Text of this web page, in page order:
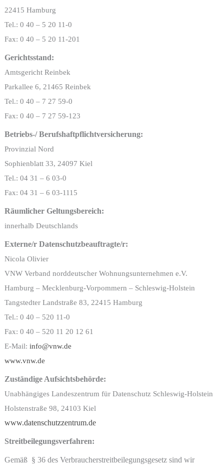
22415 Hamburg
Tel.: 0 40 – 5 20 11-0
Fax: 0 40 – 5 20 11-201
Gerichtsstand:
Amtsgericht Reinbek
Parkallee 6, 21465 Reinbek
Tel.: 0 40 – 7 27 59-0
Fax: 0 40 – 7 27 59-123
Betriebs-/ Berufshaftpflichtversicherung:
Provinzial Nord
Sophienblatt 33, 24097 Kiel
Tel.: 04 31 – 6 03-0
Fax: 04 31 – 6 03-1115
Räumlicher Geltungsbereich:
innerhalb Deutschlands
Externe/r Datenschutzbeauftragte/r:
Nicola Olivier
VNW Verband norddeutscher Wohnungsunternehmen e.V.
Hamburg – Mecklenburg-Vorpommern – Schleswig-Holstein
Tangstedter Landstraße 83, 22415 Hamburg
Tel.: 0 40 – 520 11-0
Fax: 0 40 – 520 11 20 12 61
E-Mail: info@vnw.de
www.vnw.de
Zuständige Aufsichtsbehörde:
Unabhängiges Landeszentrum für Datenschutz Schleswig-Holstein
Holstenstraße 98, 24103 Kiel
www.datenschutzzentrum.de
Streitbeilegungsverfahren:
Gemäß § 36 des Verbraucherstreitbeilegungsgesetz sind wir